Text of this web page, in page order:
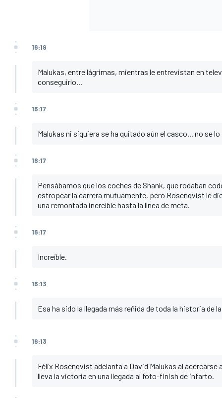
16:19
Malukas, entre lágrimas, mientras le entrevistan en
conseguirlo...
16:17
Malukas ni siquiera se ha quitado aún el casco... no se lo
16:17
Pensábamos que los coches de Shank, que rodaban
estropear la carrera mutuamente, pero Rosenqvist le
una remontada increíble hasta la línea de meta.
16:17
Increíble.
16:13
Esa ha sido la llegada más reñida de toda la historia de
16:13
Félix Rosenqvist adelanta a David Malukas al acercarse
lleva la victoria en una llegada al foto-finish de infarto.